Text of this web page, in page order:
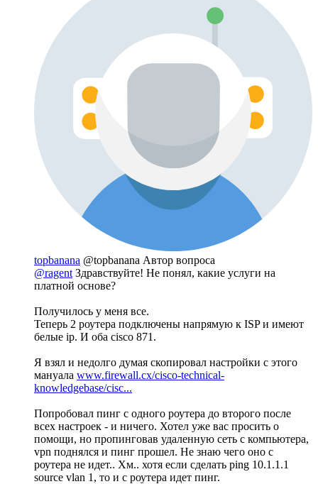
topbanana @topbanana Автор вопроса
@ragent Здравствуйте! Не понял, какие услуги на
платной основе?
Получилось у меня все.
Теперь 2 роутера подключены напрямую к ISP и имеют
белые ip. И оба cisco 871.
Я взял и недолго думая скопировал настройки с этого
мануала www.firewall.cx/cisco-technical-
knowledgebase/cisc...
Попробовал пинг с одного роутера до второго после
всех настроек - и ничего. Хотел уже вас просить о
помощи, но пропинговав удаленную сеть с компьютера,
vpn поднялся и пинг прошел. Не знаю чего оно с
роутера не идет.. Хм.. хотя если сделать ping 10.1.1.1
source vlan 1, то и с роутера идет пинг.